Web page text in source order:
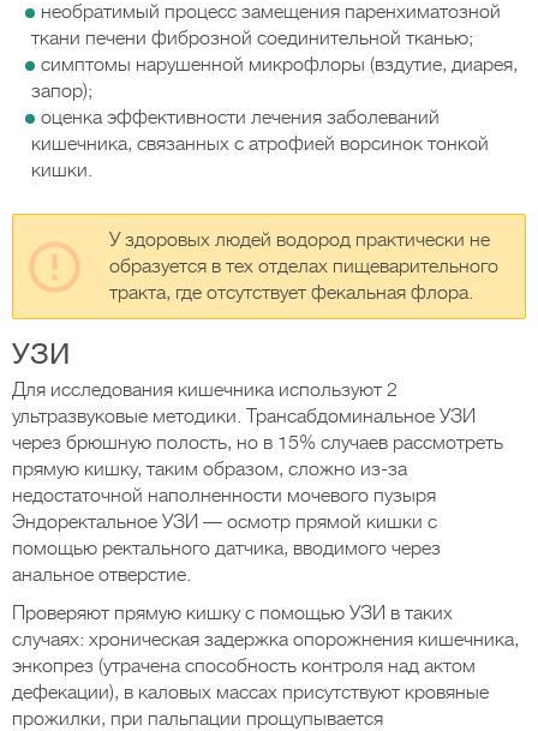
необратимый процесс замещения паренхиматозной
ткани печени фиброзной соединительной тканью;
симптомы нарушенной микрофлоры (вздутие, диарея,
запор);
оценка эффективности лечения заболеваний
кишечника, связанных с атрофией ворсинок тонкой
кишки.
У здоровых людей водород практически не
образуется в тех отделах пищеварительного
тракта, где отсутствует фекальная флора.
УЗИ
Для исследования кишечника используют 2
ультразвуковые методики. Трансабдоминальное УЗИ
через брюшную полость, но в 15% случаев рассмотреть
прямую кишку, таким образом, сложно из-за
недостаточной наполненности мочевого пузыря
Эндоректальное УЗИ — осмотр прямой кишки с
помощью ректального датчика, вводимого через
анальное отверстие.
Проверяют прямую кишку с помощью УЗИ в таких
случаях: хроническая задержка опорожнения кишечника,
энкопрез (утрачена способность контроля над актом
дефекации), в каловых массах присутствуют кровяные
прожилки, при пальпации прощупывается